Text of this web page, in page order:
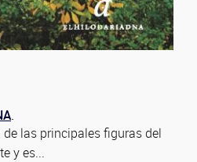
.
las principales figuras del
y es...